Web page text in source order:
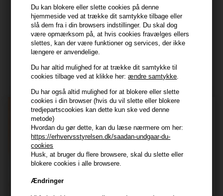
Du kan blokere eller slette cookies på denne
hjemmeside ved at trække dit samtykke tilbage eller
slå dem fra i din browsers indstillinger. Du skal dog
være opmærksom på, at hvis cookies fravælges ellers
slettes, kan der være funktioner og services, der ikke
længere er anvendelige.
Du har altid mulighed for at trække dit samtykke til
cookies tilbage ved at klikke her:ændre samtykke
Du har også altid mulighed for at blokere eller slette
cookies i din browser (hvis du vil slette eller blokere
tredjepartscookies kan dette kun ske ved denne
metode)
Hvordan du gør dette, kan du læse nærmere om her:
https://erhvervsstyrelsen.dk/saadan-undgaar-du-
cookies
Husk, at bruger du flere browsere, skal du slette eller
blokere cookies i alle browsere.
Ændringer
kundeservice@hair247.dk
Tlf. 23839799 (hverdage 9-14)
Modtag tilbud mm
Tilmeld dig nyhedsbrev - du kan altid afmelde det igen.
TILMELD
ConsentJeg accepterer vilkår og betingelser.